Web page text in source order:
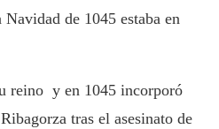
de 1045 estaba en
reino y en 1045 incorporó
tras el asesinato de